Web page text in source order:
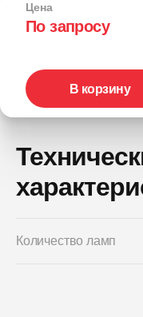
Цена
По запросу
В корзину
Количество ламп